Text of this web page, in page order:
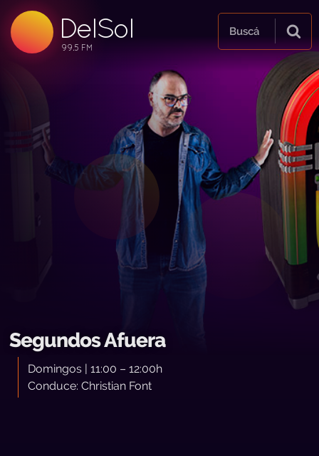
DelSol
99.5 FM
99.5 FM
99.5 FM
Buscá
Segundos Afuera
Domingos | 11:00 – 12:00h
Conduce: Christian Font